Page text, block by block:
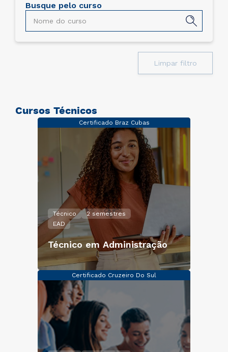
Busque pelo curso
Limpar filtro
Cursos Técnicos
Certificado Braz Cubas
Técnico
2 semestres
EAD
Técnico em Administração
Certificado Cruzeiro Do Sul